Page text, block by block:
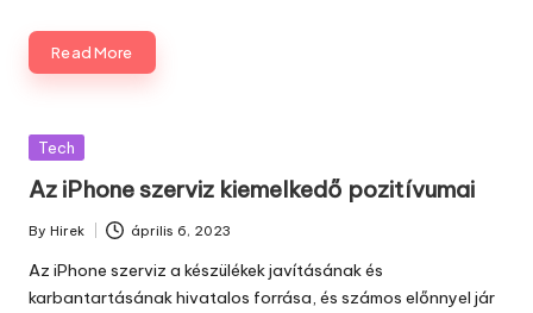
Read More
Posted
Tech
Az iPhone szerviz kiemelkedő pozitívumai
Posted
by
By Hirek április 6, 2023
Az iPhone szerviz a készülékek javításánakés
karbantartásának hivatalos forrása, és számos előnnyel jár